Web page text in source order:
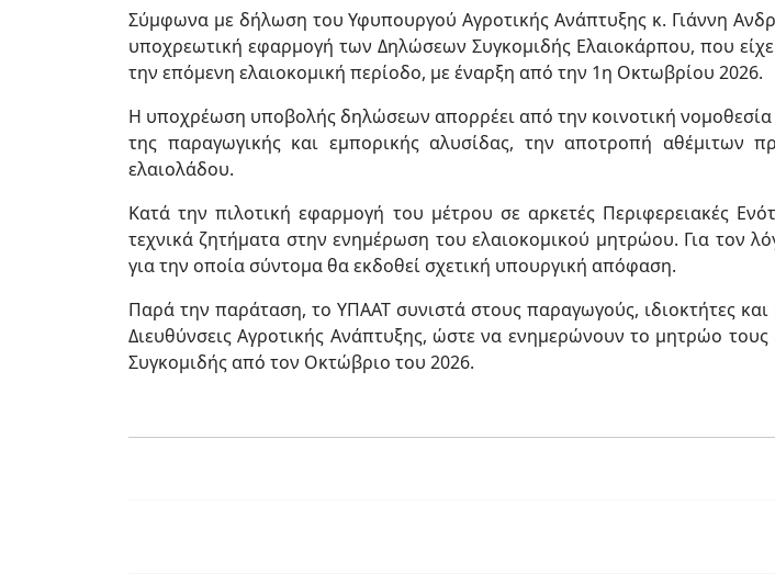
Σύμφωνα με δήλωση του Υφυπουργού Αγροτικής Ανάπτυξης κ. Γιάννη
υποχρεωτική εφαρμογή των Δηλώσεων Συγκομιδής Ελαιοκάρπου, που είχε
την επόμενη ελαιοκομική περίοδο, με έναρξη από την 1η Οκτωβρίου 2026.
Η υποχρέωση υποβολής δηλώσεων απορρέει από την κοινοτική
της παραγωγικής και εμπορικής αλυσίδας, την αποτροπή αθέμιτων
ελαιολάδου.
Κατά την πιλοτική εφαρμογή του μέτρου σε αρκετές Περιφερειακές
τεχνικά ζητήματα στην ενημέρωση του ελαιοκομικού μητρώου. Για τον
για την οποία σύντομα θα εκδοθεί σχετική υπουργική απόφαση.
Παρά την παράταση, το ΥΠΑΑΤ συνιστά στους παραγωγούς, ιδιοκτήτες
Διευθύνσεις Αγροτικής Ανάπτυξης, ώστε να ενημερώνουν το μητρώο
Συγκομιδής από τον Οκτώβριο του 2026.